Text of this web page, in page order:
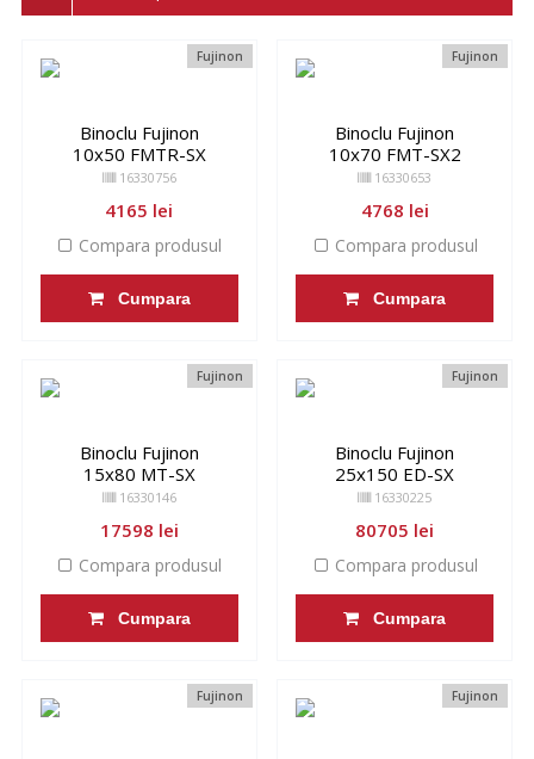
Fujinon
Binoclu Fujinon
10x50 FMTR-SX
16330756
4165 lei
Compara produsul
Cumpara
Fujinon
Binoclu Fujinon
10x70 FMT-SX2
16330653
4768 lei
Compara produsul
Cumpara
Fujinon
Binoclu Fujinon
15x80 MT-SX
16330146
17598 lei
Compara produsul
Cumpara
Fujinon
Binoclu Fujinon
25x150 ED-SX
16330225
80705 lei
Compara produsul
Cumpara
Fujinon Fujinon